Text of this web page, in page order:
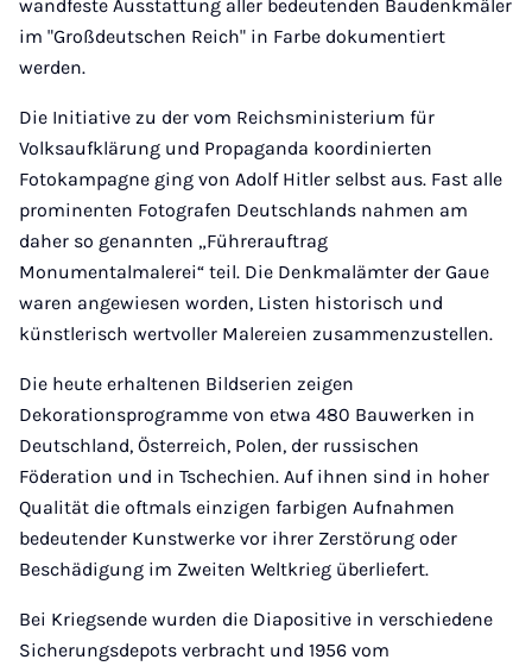
wandfeste Ausstattung aller bedeutenden Baudenkmäler
im "Großdeutschen Reich" in Farbe dokumentiert
werden.
Die Initiative zu der vom Reichsministerium für
Volksaufklärung und Propaganda koordinierten
Fotokampagne ging von Adolf Hitler selbst aus. Fast alle
prominenten Fotografen Deutschlands nahmen am
daher so genannten „Führerauftrag
Monumentalmalerei“ teil. Die Denkmalämter der Gaue
waren angewiesen worden, Listen historisch und
künstlerisch wertvoller Malereien zusammenzustellen.
Die heute erhaltenen Bildserien zeigen
Dekorationsprogramme von etwa 480 Bauwerken in
Deutschland, Österreich, Polen, der russischen
Föderation und in Tschechien. Auf ihnen sind in hoher
Qualität die oftmals einzigen farbigen Aufnahmen
bedeutender Kunstwerke vor ihrer Zerstörung oder
Beschädigung im Zweiten Weltkrieg überliefert.
Bei Kriegsende wurden die Diapositive in verschiedene
Sicherungsdepots verbracht und 1956 vom